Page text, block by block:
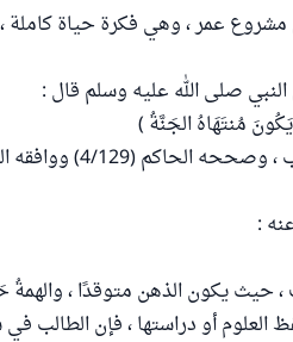
عمر ، وهي فكرة حياة كاملة ،
صلى الله عليه وسلم قال :
مُنتَهَاهُ الجَنَّةُ )
رواه الترمذي (2686) وقال :
:
يكون الذهن متوقدًا ، والهمةُ
أو دراستها ، فإن الطالب